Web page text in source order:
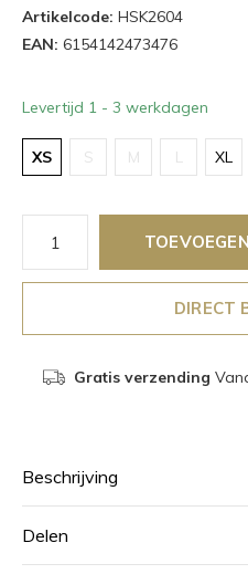
Artikelcode: HSK2604
EAN: 6154142473476
Levertijd 1 - 3 werkdagen
XS S M L XL
DIRECT
Gratis verzending
Beschrijving
Delen